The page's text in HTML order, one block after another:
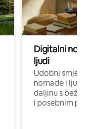
Digitalni
ljudi
Udobni
nomade i ljude
daljinu s
i posebnim